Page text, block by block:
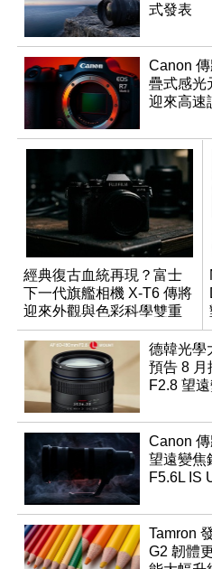
式發表
Canon
疊式感光
迎來高速
經典復古血統再現？富士
下一代旗艦相機 X-T6 傳將
迎來外觀與色彩科學雙重
優化
德韓光學
預告 8 月
F2.8 望
Canon
望遠變焦
F5.6L IS
Tamron
G2 韌體